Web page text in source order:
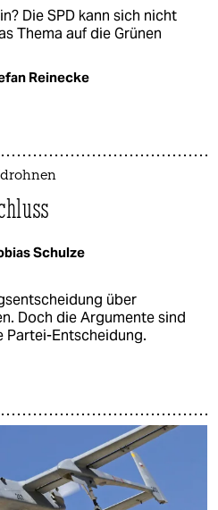
Die SPD kann sich nicht
Thema auf die Grünen
Reinecke
Schulze
über
Doch die Argumente sind
Partei-Entscheidung.